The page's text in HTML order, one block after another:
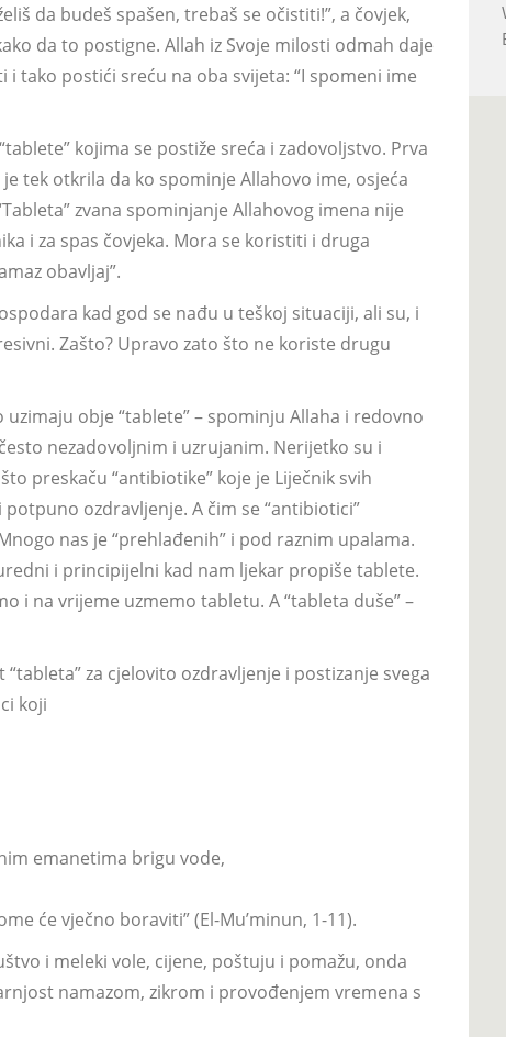
da budeš spašen, trebaš se očistiti!”, a čovjek,
da to postigne. Allah iz Svoje milosti odmah daje
tako postići sreću na oba svijeta: “I spomeni ime
kojima se postiže sreća i zadovoljstvo. Prva
tek otkrila da ko spominje Allahovo ime, osjeća
zvana spominjanje Allahovog imena nije
i za spas čovjeka. Mora se koristiti i druga
obavljaj”.
kad god se nađu u teškoj situaciji, ali su, i
Zašto? Upravo zato što ne koriste drugu
obje “tablete” – spominju Allaha i redovno
nezadovoljnim i uzrujanim. Nerijetko su i
preskaču “antibiotike” koje je Liječnik svih
potpuno ozdravljenje. A čim se “antibiotici”
nas je “prehlađenih” i pod raznim upalama.
i principijelni kad nam ljekar propiše tablete.
i na vrijeme uzmemo tabletu. A “tableta duše” –
za cjelovito ozdravljenje i postizanje svega
koji
emanetima brigu vode,
će vječno boraviti” (El-Mu’minun, 1-11).
i meleki vole, cijene, poštuju i pomažu, onda
namazom, zikrom i provođenjem vremena s